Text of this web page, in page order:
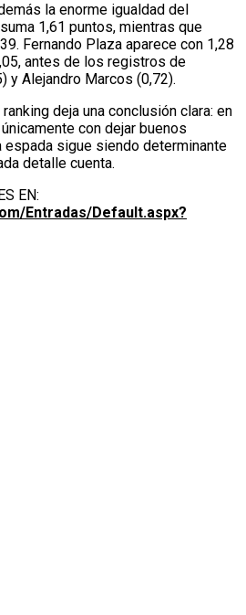
la enorme igualdad del
1,61 puntos, mientras que
Fernando Plaza aparece con 1,28
antes de los registros de
y Alejandro Marcos (0,72).
deja una conclusión clara: en
con dejar buenos
espada sigue siendo determinante
detalle cuenta.
EN:
Entradas/Default.aspx?